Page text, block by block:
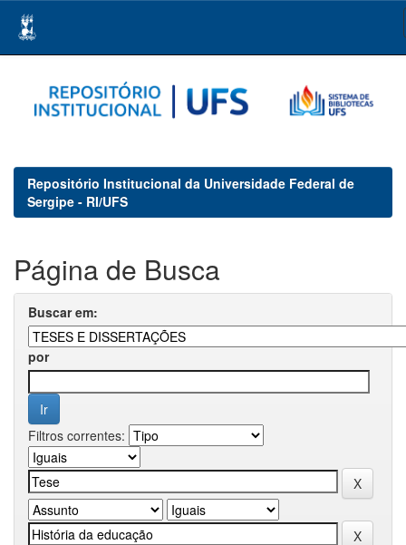
navigation
Repositório Institucional da Universidade Federal de
Sergipe - RI/UFS
Página de Busca
Buscar em:
por
Filtros correntes: